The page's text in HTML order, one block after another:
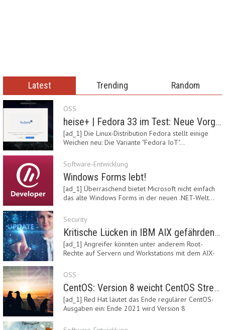
Latest Trending Random
OSS
heise+ | Fedora 33 im Test: Neue Vorgaben mit Btrfs, Systemd-Resolved und zRAM
[ad_1] Die Linux-Distribution Fedora stellt einige
Weichen neu: Die Variante "Fedora IoT"…
Software-Entwicklung
Windows Forms lebt!
[ad_1] Überraschend bietet Microsoft nicht einfach
das alte Windows Forms in der neuen .NET-Welt…
Security
Kritische Lücken in IBM AIX gefährden Server
[ad_1] Angreifer könnten unter anderem Root-
Rechte auf Servern und Workstations mit dem AIX-
OSS
CentOS: Version 8 weicht CentOS Stream
[ad_1] Red Hat läutet das Ende regulärer CentOS-
Ausgaben ein: Ende 2021 wird Version 8